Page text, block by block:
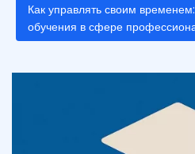
Как управлять своим
обучения в сфере